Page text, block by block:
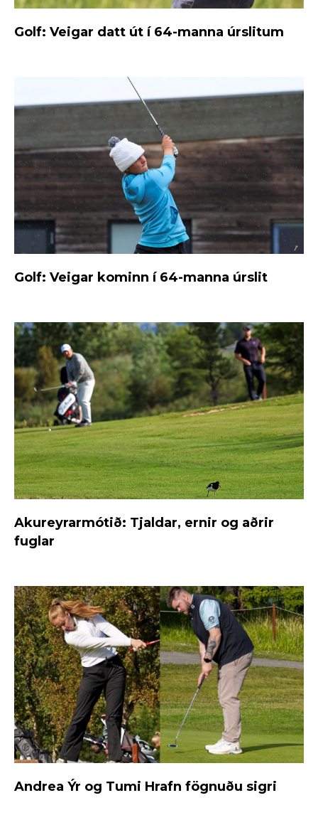
Golf: Veigar datt út í 64-manna úrslitum
Golf: Veigar kominn í 64-manna úrslit
Akureyrarmótið: Tjaldar, ernir og aðrir
fuglar
Andrea Ýr og Tumi Hrafn fögnuðu sigri